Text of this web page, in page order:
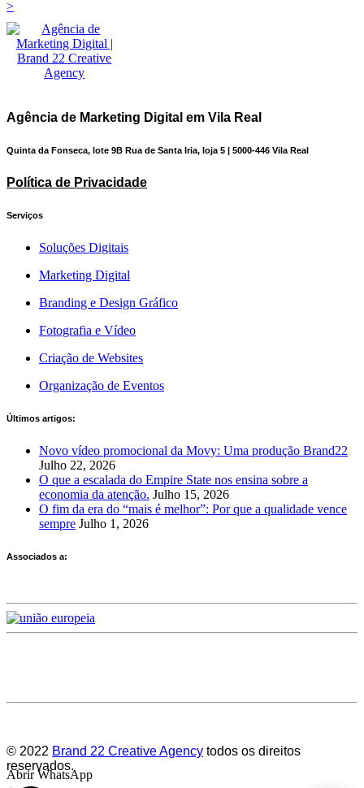
>
Agência de Marketing Digital em Vila Real
Quinta da Fonseca, lote 9B Rua de Santa Iria, loja 5 | 5000-446 Vila Real
Política de Privacidade
Serviços
Soluções Digitais
Marketing Digital
Branding e Design Gráfico
Fotografia e Vídeo
Criação de Websites
Organização de Eventos
Últimos artigos:
Novo vídeo promocional da Movy: Uma produção Brand22
Julho 22, 2026
O que a escalada do Empire State nos ensina sobre a
economia da atenção. Julho 15, 2026
O fim da era do “mais é melhor”: Por que a qualidade vence
sempre Julho 1, 2026
Associados a:
© 2022 Brand 22 Creative Agency todos os direitos
reservados.
Abrir WhatsApp